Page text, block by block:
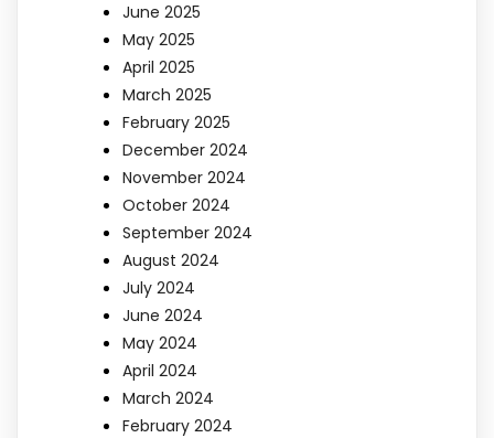
June 2025
May 2025
April 2025
March 2025
February 2025
December 2024
November 2024
October 2024
September 2024
August 2024
July 2024
June 2024
May 2024
April 2024
March 2024
February 2024